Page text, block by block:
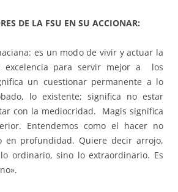
DE LA FSU EN SU ACCIONAR:
es un modo de vivir y actuar la
para servir mejor a los
un cuestionar permanente a lo
lo existente; significa no estar
con la mediocridad. Magis significa
Entendemos como el hacer no
en profundidad. Quiere decir arrojo,
ordinario, sino lo extraordinario. Es